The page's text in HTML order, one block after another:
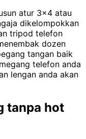
atur 3x4 atau
dikelompokkan
tripod telefon
dozen
tangan baik
telefon anda
lengan anda akan
tanpa hot